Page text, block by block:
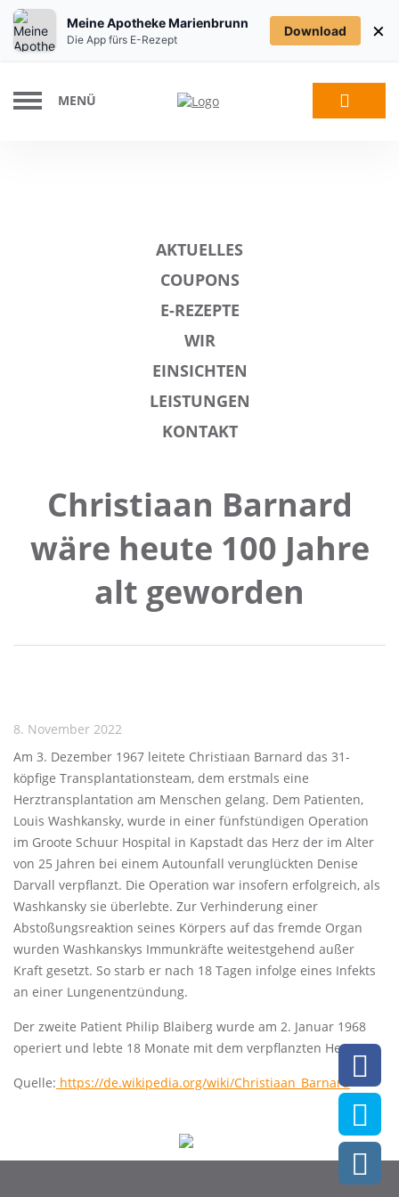
MENÜ
AKTUELLES
COUPONS
E-REZEPTE
WIR
EINSICHTEN
LEISTUNGEN
KONTAKT
Christiaan Barnard
wäre heute 100 Jahre
alt geworden
8. November 2022
Am 3. Dezember 1967 leitete Christiaan Barnard das 31-
köpfige Transplantationsteam, dem erstmals eine
Herztransplantation am Menschen gelang. Dem Patienten,
Louis Washkansky, wurde in einer fünfstündigen Operation
im Groote Schuur Hospital in Kapstadt das Herz der im Alter
von 25 Jahren bei einem Autounfall verunglückten Denise
Darvall verpflanzt. Die Operation war insofern erfolgreich, als
Washkansky sie überlebte. Zur Verhinderung einer
Abstoßungsreaktion seines Körpers auf das fremde Organ
wurden Washkanskys Immunkräfte weitestgehend außer
Kraft gesetzt. So starb er nach 18 Tagen infolge eines Infekts
an einer Lungenentzündung.
Der zweite Patient Philip Blaiberg wurde am 2. Januar 1968
operiert und lebte 18 Monate mit dem verpflanzten Herzen.
Quelle: https://de.wikipedia.org/wiki/Christiaan_Barnard
Meine Apotheke Marienbrunn
Die App fürs E-Rezept
Download ×